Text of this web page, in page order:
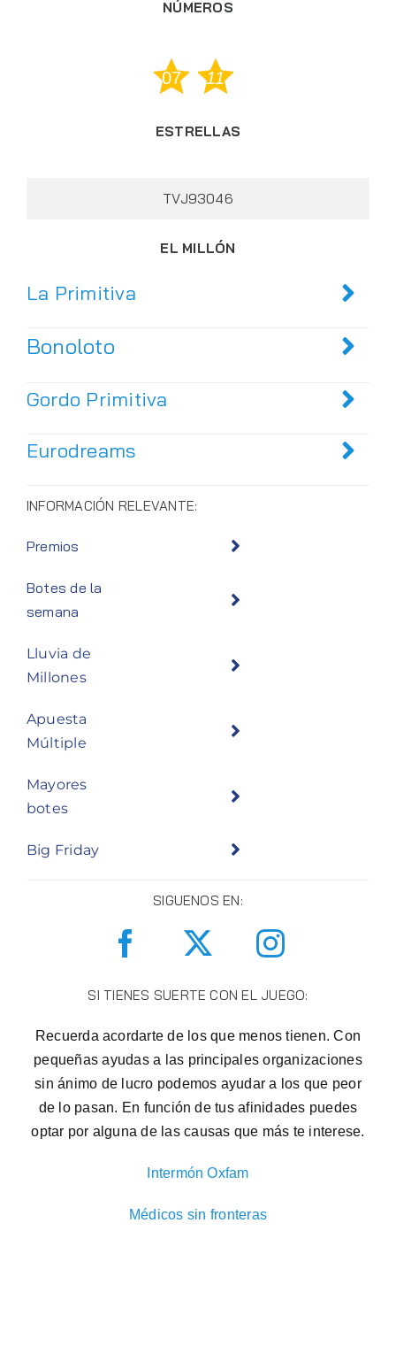
NÚMEROS
07 11
ESTRELLAS
TVJ93046
EL MILLÓN
La Primitiva
Bonoloto
Gordo Primitiva
Eurodreams
INFORMACIÓN RELEVANTE:
Premios
Botes de la
semana
Lluvia de
Millones
Apuesta
Múltiple
Mayores
botes
Big Friday
SIGUENOS EN:
SI TIENES SUERTE CON EL JUEGO:
Recuerda acordarte de los que menos tienen. Con
pequeñas ayudas a las principales organizaciones
sin ánimo de lucro podemos ayudar a los que peor
de lo pasan. En función de tus afinidades puedes
optar por alguna de las causas que más te interese.
Intermón Oxfam
Médicos sin fronteras